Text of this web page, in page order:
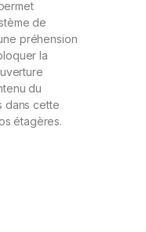
de
préhension
la
du
dans cette
étagères.